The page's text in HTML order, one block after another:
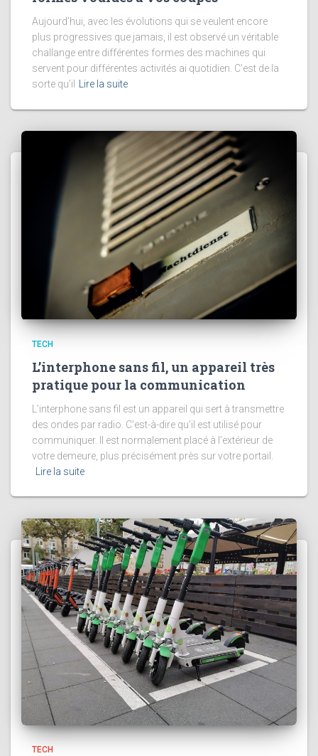
Aujourd’hui, avec les évolutions qui se veulent encore
plus progressives que jamais, il est observé un véritable
challange entre différentes formes des machines qui
servent pour différentes activités ai quotidien. C’est de la
sorte qu’il
Lire la suite
TECH
L’interphone sans fil, un appareil très
pratique pour la communication
L’interphone sans fil est un appareil qui sert à transmettre
des ondes par radio. C’est-à-dire qu’il est utilisé pour
communiquer. Il est normalement placé à l’extérieur de
votre demeure, plus précisément près sur votre portail.
Lire la suite
TECH